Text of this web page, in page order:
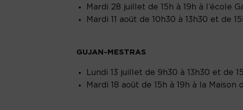
Mardi 28 juillet de 15h à 19h à l’école
Mardi 11 août de 10h30 à 13h30 et de
GUJAN-MESTRAS
Lundi 13 juillet de 9h30 à 13h30 et de
Mardi 18 août de 15h à 19h à la Maison